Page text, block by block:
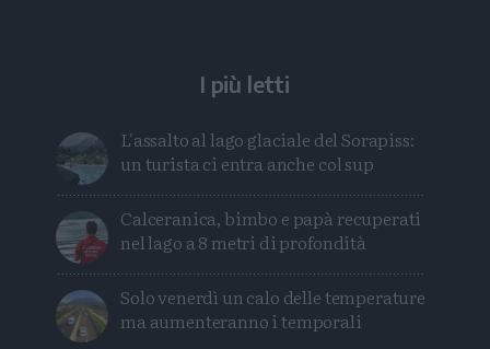
I più letti
L'assalto al lago glaciale del Sorapiss:
un turista ci entra anche col sup
Calceranica, bimbo e papà recuperati
nel lago a 8 metri di profondità
Solo venerdì un calo delle temperature
ma aumenteranno i temporali